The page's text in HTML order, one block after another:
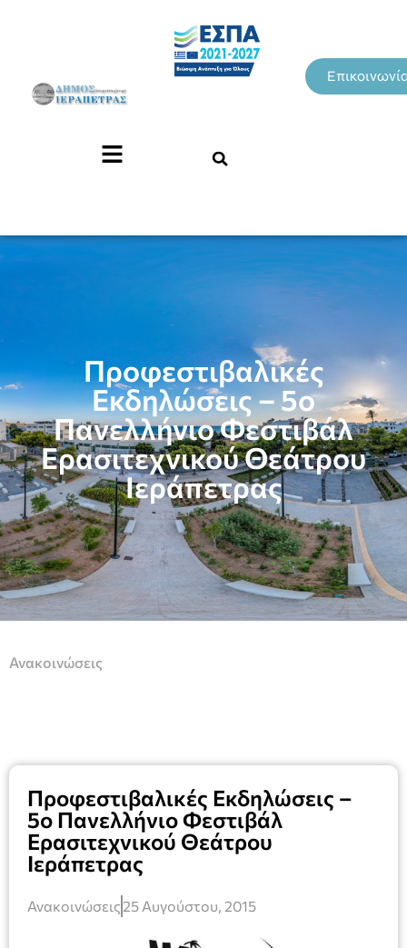
Προφεστιβαλικές
Εκδηλώσεις – 5ο
Πανελλήνιο Φεστιβάλ
Ερασιτεχνικού Θεάτρου
Ιεράπετρας
Ανακοινώσεις
Προφεστιβαλικές Εκδηλώσεις –
5ο Πανελλήνιο Φεστιβάλ
Ερασιτεχνικού Θεάτρου
Ιεράπετρας
Ανακοινώσεις 25 Αυγούστου, 2015